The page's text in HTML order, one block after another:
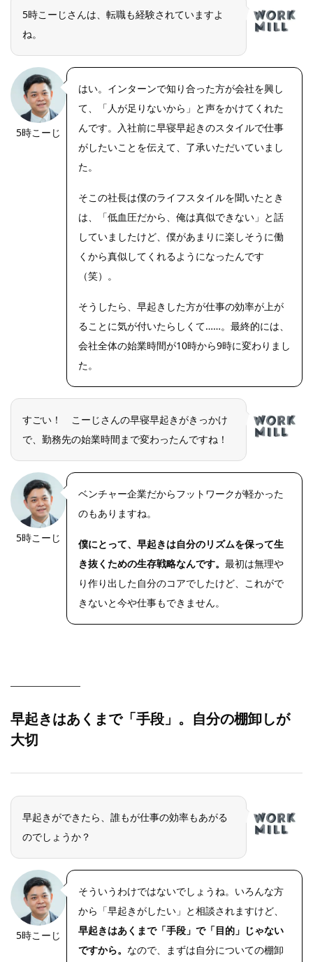
5時こーじさんは、転職も経験されていますよ
ね。
5時こーじ
はい。インターンで知り合った方が会社を興し
て、「人が足りないから」と声をかけてくれた
んです。入社前に早寝早起きのスタイルで仕事
がしたいことを伝えて、了承いただいていまし
た。
そこの社長は僕のライフスタイルを聞いたとき
は、「低血圧だから、俺は真似できない」と話
していましたけど、僕があまりに楽しそうに働
くから真似してくれるようになったんです
（笑）。
そうしたら、早起きした方が仕事の効率が上が
ることに気が付いたらしくて……。最終的には、
会社全体の始業時間が10時から9時に変わりまし
た。
すごい！ こーじさんの早寝早起きがきっかけ
で、勤務先の始業時間まで変わったんですね！
5時こーじ
ベンチャー企業だからフットワークが軽かった
のもありますね。
僕にとって、早起きは自分のリズムを保って生
き抜くための生存戦略なんです。 最初は無理や
り作り出した自分のコアでしたけど、これがで
きないと今や仕事もできません。
早起きはあくまで「手段」。自分の棚卸しが
大切
早起きができたら、誰もが仕事の効率もあがる
のでしょうか？
5時こーじ
そういうわけではないでしょうね。いろんな方
から「早起きがしたい」と相談されますけど、
早起きはあくまで「手段」で「目的」じゃない
ですから。 なので、まずは自分についての棚卸